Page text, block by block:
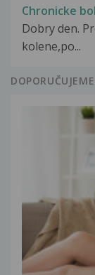
Chronicke
Dobry den.
kolene,po...
DOPORUČUJEME